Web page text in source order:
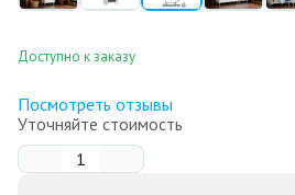
Доступно к заказу
Посмотреть отзывы
Уточняйте стоимость